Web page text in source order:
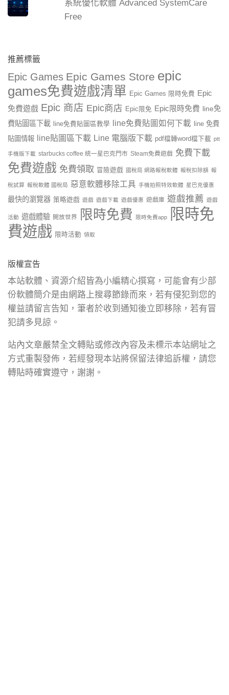
系統優化軟體 Advanced SystemCare
Free
推薦標籤
Epic Games Epic Games Store epic
games免費遊戲清單 Epic Games 限時免費 Epic
免費遊戲 Epic 商店 Epic商店 Epic限免 Epic限時免費 line免
費貼圖區下載
line免費貼圖區教學 line免費貼圖如何下載
line 免費
貼圖情報
line貼圖區下載 Line 電腦版下載 pdf檔轉word檔下載 ptt
手機版下載 starbucks coffee 統一星巴克門市 Steam免費遊戲 免費下載
免費遊戲 免費領取 冒險遊戲 國稅局 網路報稅軟體 報稅扣除額 報
稅試算 報稅軟體 國稅局 惡意軟體移除工具 手機拍照特效軟體 星巴克優惠
最快的瀏覽器 策略遊戲 遊戲 遊戲下載 遊戲優惠 遊戲庫 遊戲推薦 遊戲
活動 遊戲體驗 開放世界 限時免費 限時免費app
限時免
費遊戲 限時活動 領取
版權宣告
本站軟體、資源介紹皆為小編精心撰寫，可能會有少部
份軟體簡介是由網路上搜尋節錄而來，若有侵犯到您的
權益請留言告知，筆者於收到通知後立即移除，若有冒
犯請多見諒。
站內文章嚴禁全文轉貼或修改內容及未標示本站網址之
方式重製發佈，若經發現本站將保留法律追訴權，請您
轉貼時確實遵守，謝謝。